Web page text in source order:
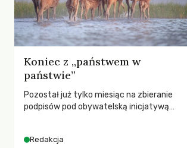
Koniec z „państwem w
państwie”
Pozostał już tylko miesiąc na zbieranie
podpisów pod obywatelską inicjatywą
pełną mobilizację, ponieważ projekt
Redakcja